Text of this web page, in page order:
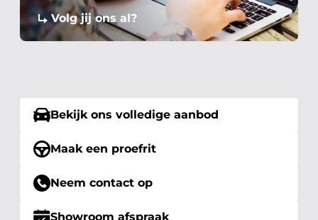
Volg jij ons al?
Bekijk ons volledige aanbod
Maak een proefrit
Neem contact op
Showroom afspraak